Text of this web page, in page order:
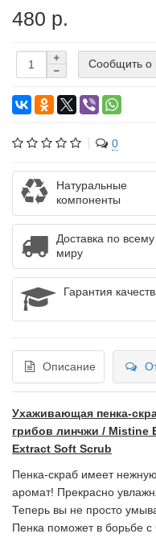
480 р.
Сообщить о
0
Натуральные
компоненты
Доставка по всему
миру
Гарантия
Описание
Ухаживающая пенка-
грибов линчжи / Mistine
Extract Soft Scrub
Пенка-скраб имеет
аромат! Прекрасно
Теперь вы не просто
Пенка поможет в борьбе